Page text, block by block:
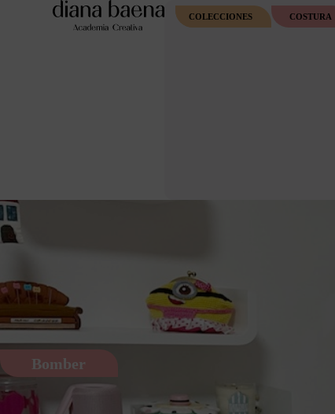
COLECCIONES COSTURA
Bomber